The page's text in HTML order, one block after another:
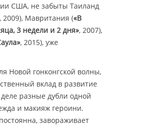
США, не забыты Таиланд
, 2009), Мавритания («В
3 недели и 2 дня», 2007),
, 2015), уже
Новой гонконгской волны,
вклад в развитие
разные дубли одной
и макияж героини.
завораживает